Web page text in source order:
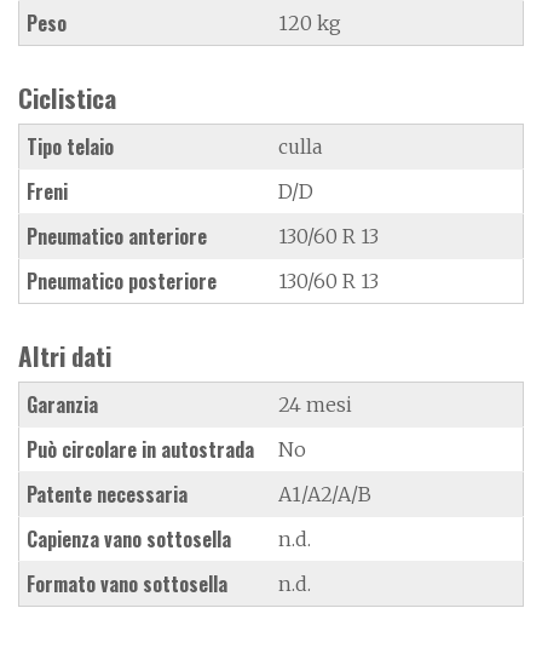
Peso 120 kg
Ciclistica
Tipo telaio culla
Freni D/D
Pneumatico anteriore 130/60 R 13
Pneumatico posteriore 130/60 R 13
Altri dati
Garanzia 24 mesi
Può circolare in autostrada No
Patente necessaria A1/A2/A/B
Capienza vano sottosella n.d.
Formato vano sottosella n.d.